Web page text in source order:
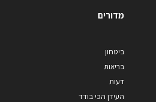
מדורים
ביטחון
בריאות
דעות
העידן הכי בודד